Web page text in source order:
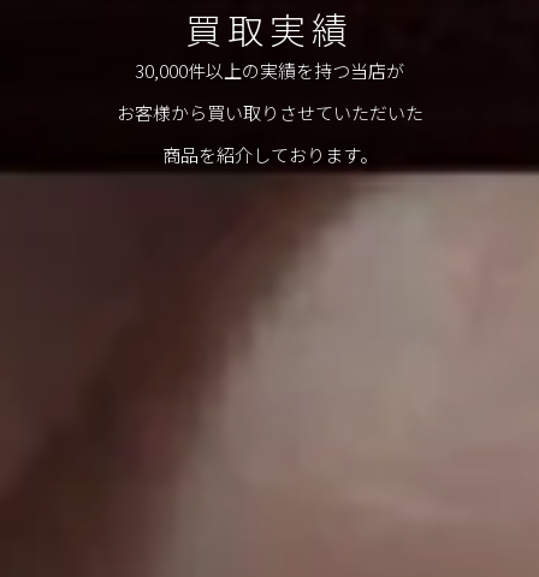
買取実績
30,000件以上の実績を持つ当店が
お客様から買い取りさせていただいた
商品を紹介しております。